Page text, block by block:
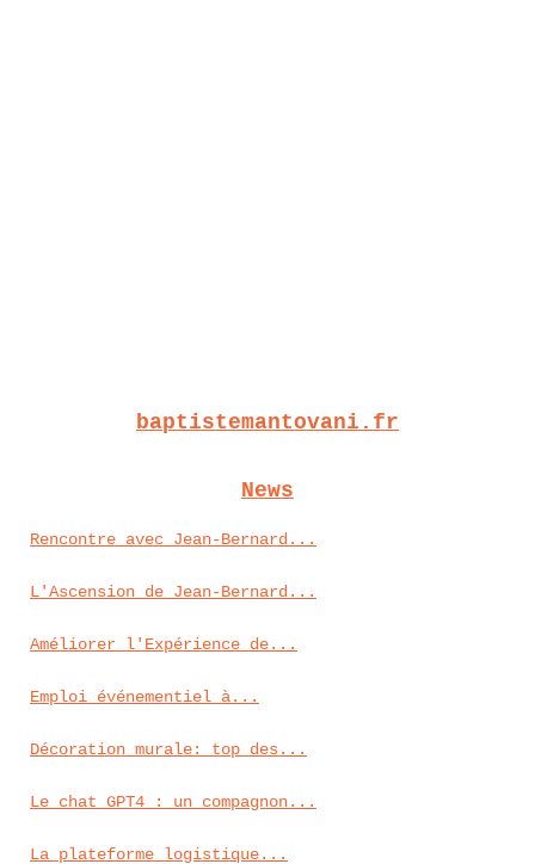
baptistemantovani.fr
News
Rencontre avec Jean-Bernard...
L'Ascension de Jean-Bernard...
Améliorer l'Expérience de...
Emploi événementiel à...
Décoration murale: top des...
Le chat GPT4 : un compagnon...
La plateforme logistique...